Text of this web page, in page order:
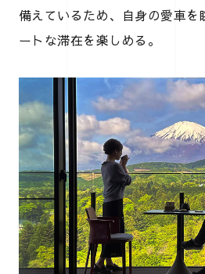
備えているため、自身の愛車を
ートな滞在を楽しめる。